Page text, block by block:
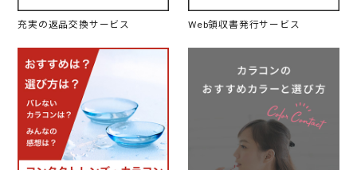
充実の返品交換サービス Web領収書発行サービス